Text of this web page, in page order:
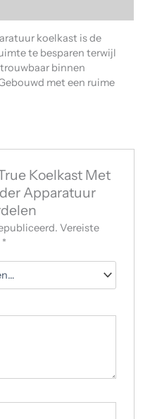
koelkast is de
te besparen terwijl
binnen
met een ruime
Koelkast Met
Apparatuur
Vereiste
*